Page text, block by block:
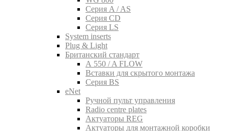
Серия A / AS
Серия CD
Серия LS
System inserts
Plug & Light
Британский стандарт
A 550 / A FLOW
Вставки для скрытого монтажа
Серия BS
eNet
Pучной пульт управления
Radio centre plates
Актуаторы REG
Актуаторы для монтажной коробки